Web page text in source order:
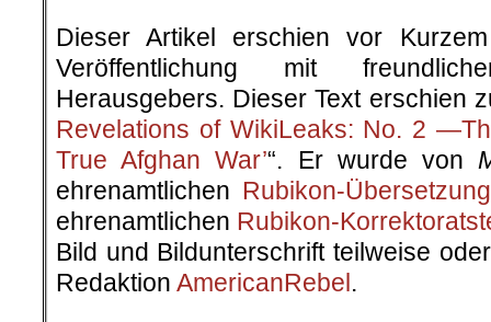
Dieser Artikel erschien vor
Veröffentlichung mit
Herausgebers. Dieser Text erschien
Revelations of WikiLeaks: No. 2
True Afghan War’“. Er wurde von
ehrenamtlichen Rubikon-
ehrenamtlichen Rubikon-
Bild und Bildunterschrift teilweise
Redaktion AmericanRebel.